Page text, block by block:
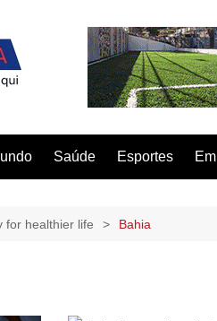
Saúde Esportes
for healthier life Bahia